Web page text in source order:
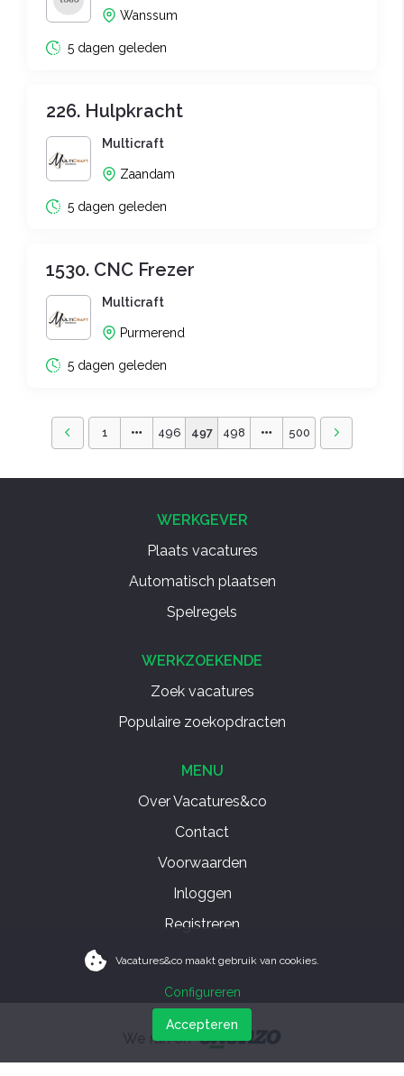
Vacatures&co maakt gebruik van cookies.
Configureren
Accepteren
Wanssum
5 dagen geleden
226. Hulpkracht
Multicraft
Zaandam
5 dagen geleden
1530. CNC Frezer
Multicraft
Purmerend
5 dagen geleden
1 496 497 498 500
WERKGEVER
Plaats vacatures
Automatisch plaatsen
Spelregels
WERKZOEKENDE
Zoek vacatures
Populaire zoekopdracten
MENU
Over Vacatures&co
Contact
Voorwaarden
Inloggen
Registreren
We run on